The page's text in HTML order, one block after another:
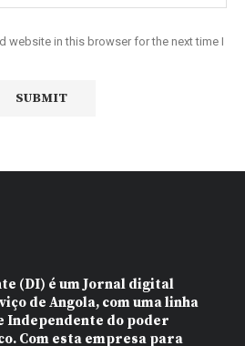
website in this browser for the next time I
(DI) é um Jornal digital
de Angola, com uma linha
do poder
Com esta empresa para